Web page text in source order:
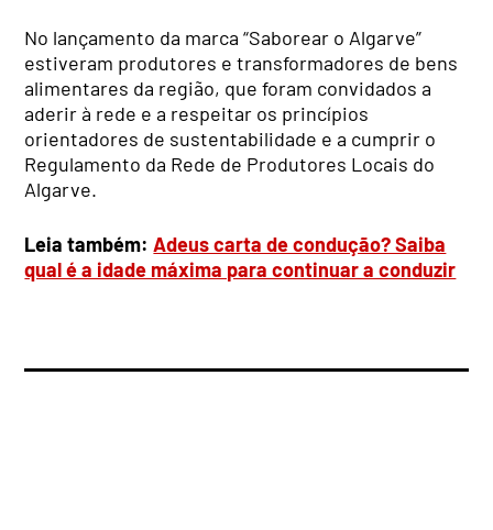
No lançamento da marca “Saborear o Algarve”
estiveram produtores e transformadores de bens
alimentares da região, que foram convidados a
aderir à rede e a respeitar os princípios
orientadores de sustentabilidade e a cumprir o
Regulamento da Rede de Produtores Locais do
Algarve.
Leia também:Adeus carta de condução? Saiba
qual é a idade máxima para continuar a conduzir